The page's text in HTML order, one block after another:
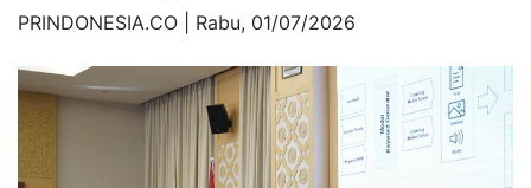
PRINDONESIA.CO | Rabu, 01/07/2026